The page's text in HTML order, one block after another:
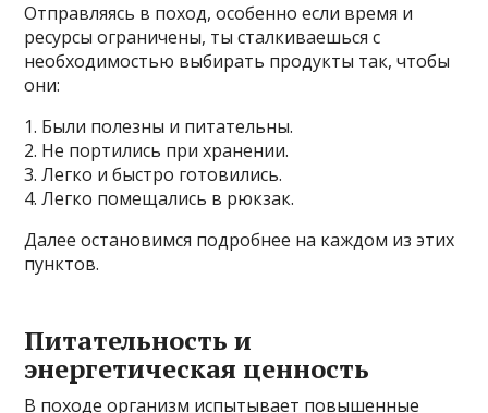
Отправляясь в поход, особенно если время и
ресурсы ограничены, ты сталкиваешься с
необходимостью выбирать продукты так, чтобы
они:
1. Были полезны и питательны.
2. Не портились при хранении.
3. Легко и быстро готовились.
4. Легко помещались в рюкзак.
Далее остановимся подробнее на каждом из этих
пунктов.
Питательность и
энергетическая ценность
В походе организм испытывает повышенные